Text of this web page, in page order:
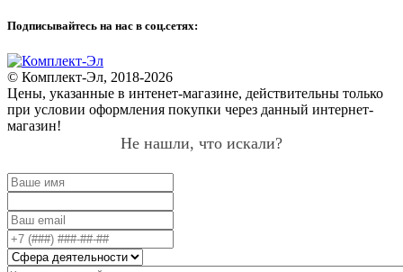
Подписывайтесь на нас в соц.сетях:
© Комплект-Эл, 2018-2026
Цены, указанные в интенет-магазине, действительны только
при условии оформления покупки через данный интернет-
магазин!
Не нашли, что искали?